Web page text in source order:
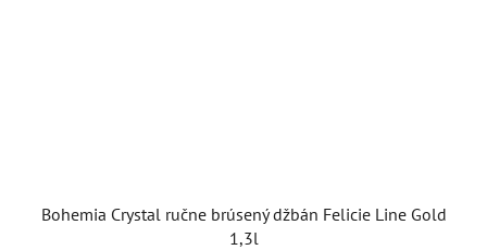
Bohemia Crystal ručne brúsený džbán Felicie Line Gold
1,3l